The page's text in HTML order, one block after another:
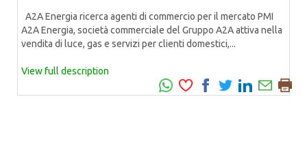
A2A Energia ricerca agenti di commercio per il mercato PMI
A2A Energia, società commerciale del Gruppo A2A attiva nella
vendita di luce, gas e servizi per clienti domestici,...
View full description